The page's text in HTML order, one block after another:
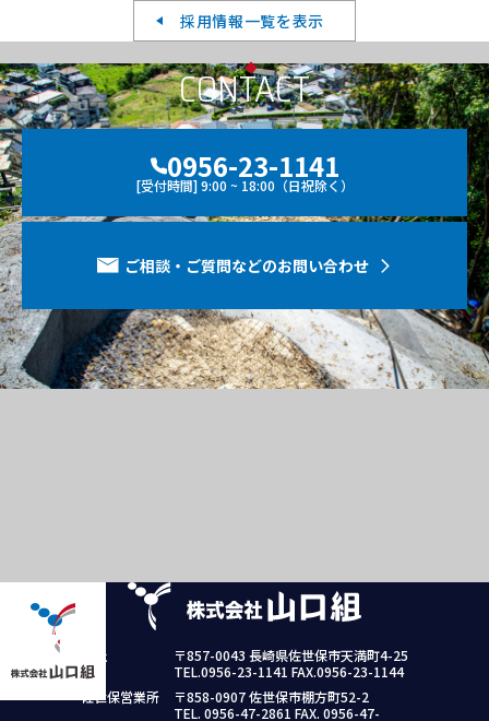
採用情報一覧を表示
CONTACT
0956-23-1141
[受付時間] 9:00 ~ 18:00（日祝除く）
ご相談・ご質問などのお問い合わせ
本社
〒857-0043 長崎県佐世保市天満町4-25
TEL.0956-23-1141 FAX.0956-23-1144
佐世保営業所
〒858-0907 佐世保市棚方町52-2
TEL. 0956-47-2861 FAX. 0956-47-